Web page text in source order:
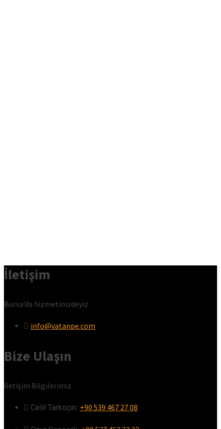
İletişim
Bursa’da hizmetinizdeyiz
info@vatanpe.com
Bize Ulaşın
İletişim Bilgilerimiz
Celil Tarkoçin:ㅤ +90 539 467 27 08